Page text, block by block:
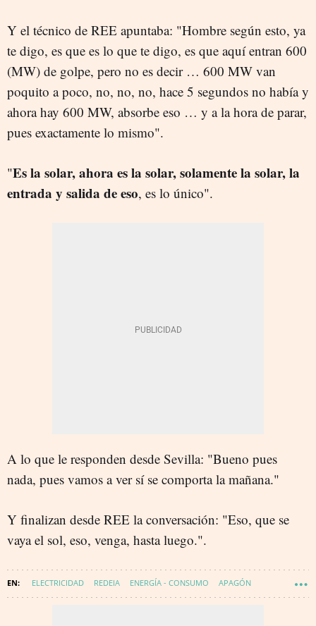
Y el técnico de REE apuntaba: "Hombre según esto, ya
te digo, es que es lo que te digo, es que aquí entran 600
(MW) de golpe, pero no es decir … 600 MW van
poquito a poco, no, no, no, hace 5 segundos no había y
ahora hay 600 MW, absorbe eso … y a la hora de parar,
pues exactamente lo mismo".
"Es la solar, ahora es la solar, solamente la solar, la
entrada y salida de eso, es lo único".
A lo que le responden desde Sevilla: "Bueno pues
nada, pues vamos a ver sí se comporta la mañana."
Y finalizan desde REE la conversación: "Eso, que se
vaya el sol, eso, venga, hasta luego.".
ELECTRICIDAD REDEIA ENERGÍA - CONSUMO APAGÓN